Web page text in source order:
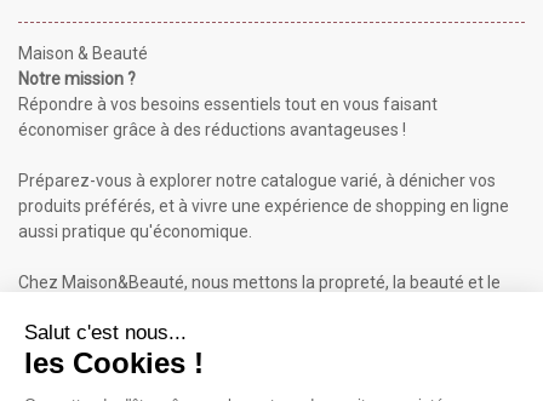
Maison & Beauté
Notre mission ?
Répondre à vos besoins essentiels tout en vous faisant
économiser grâce à des réductions avantageuses !
Préparez-vous à explorer notre catalogue varié, à dénicher vos
produits préférés, et à vivre une expérience de shopping en ligne
aussi pratique qu'économique.
Chez Maison&Beauté, nous mettons la propreté, la beauté et le
Maison & Beauté : Informations
À propos de nous